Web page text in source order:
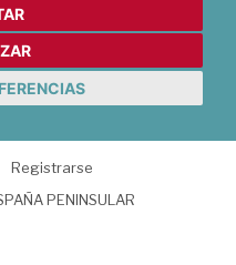
Registrarse
PENINSULAR